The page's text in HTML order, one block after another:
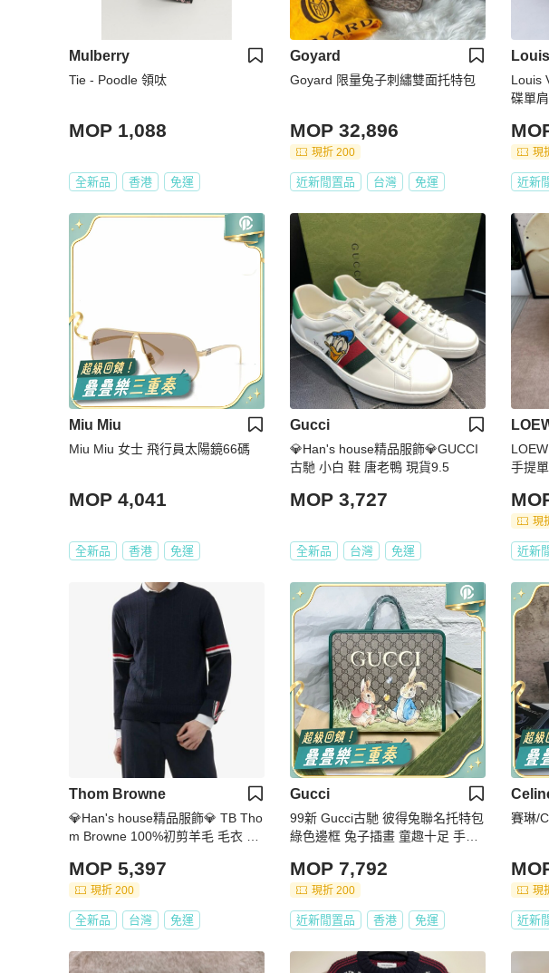
Mulberry
Tie - Poodle 領呔
MOP 1,088
全新品 香港 免運
Goyard
Goyard 限量兔子刺繡雙面托特包
MOP 32,896
現折 200
近新閒置品 台灣 免運
Louis
碟單
現
近新
Miu Miu
Miu Miu 女士 飛行員太陽鏡66碼
MOP 4,041
全新品 香港 免運
Gucci
💎Han's house精品服飾💎GUCCI
古馳 小白 鞋 唐老鴨 現貨9.5
MOP 3,727
全新品 台灣 免運
手提
現
近新
Thom Browne
💎Han's house精品服飾💎 TB Tho
m Browne 100%初剪羊毛 毛衣 針
MOP 5,397
現折 200
全新品 台灣 免運
Gucci
99新 Gucci古馳 彼得兔聯名托特包
綠色邊框 兔子插畫 童趣十足 手提
MOP 7,792
現折 200
近新閒置品 香港 免運
賽琳/
現
近新